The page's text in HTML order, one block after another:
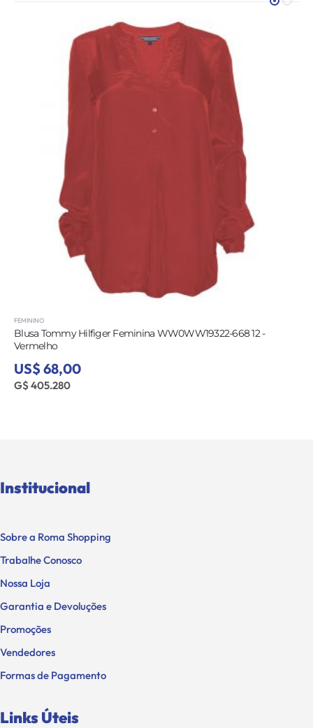
12 -
Blusa Tommy Hilfiger Feminina WW0WW19322-
Institucional
Sobre a Roma Shopping
Trabalhe Conosco
Nossa Loja
Garantia e Devoluções
Promoções
Vendedores
Formas de Pagamento
Links Úteis